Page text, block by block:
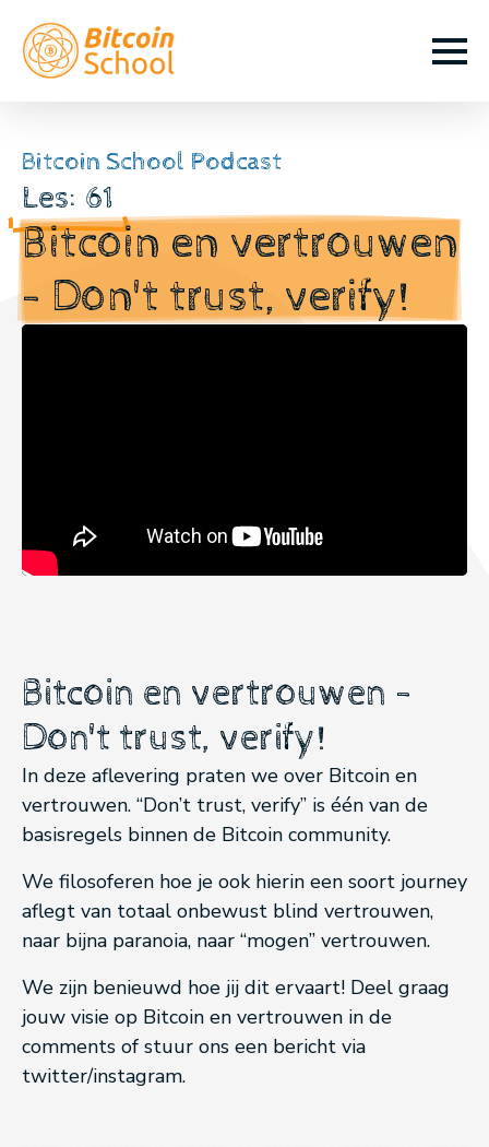
Bitcoin School Podcast
Les: 61
Bitcoin en vertrouwen
- Don't trust, verify!
Bitcoin en vertrouwen -
Don't trust, verify!
In deze aflevering praten we over Bitcoin en
vertrouwen. “Don’t trust, verify” is één van de
basisregels binnen de Bitcoin community.
We filosoferen hoe je ook hierin een soort journey
aflegt van totaal onbewust blind vertrouwen,
naar bijna paranoia, naar “mogen” vertrouwen.
We zijn benieuwd hoe jij dit ervaart! Deel graag
jouw visie op Bitcoin en vertrouwen in de
comments of stuur ons een bericht via
twitter/instagram.